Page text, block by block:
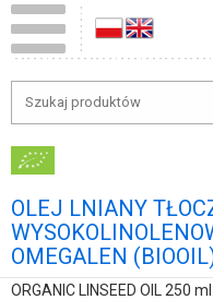
OLEJ LNIANY
OMEGALEN
ORGANIC LINSEED OIL 250 ml